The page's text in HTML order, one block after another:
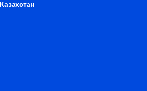
Казахстан